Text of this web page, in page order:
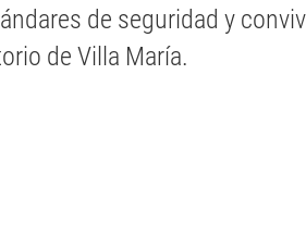
de seguridad y
de Villa María.